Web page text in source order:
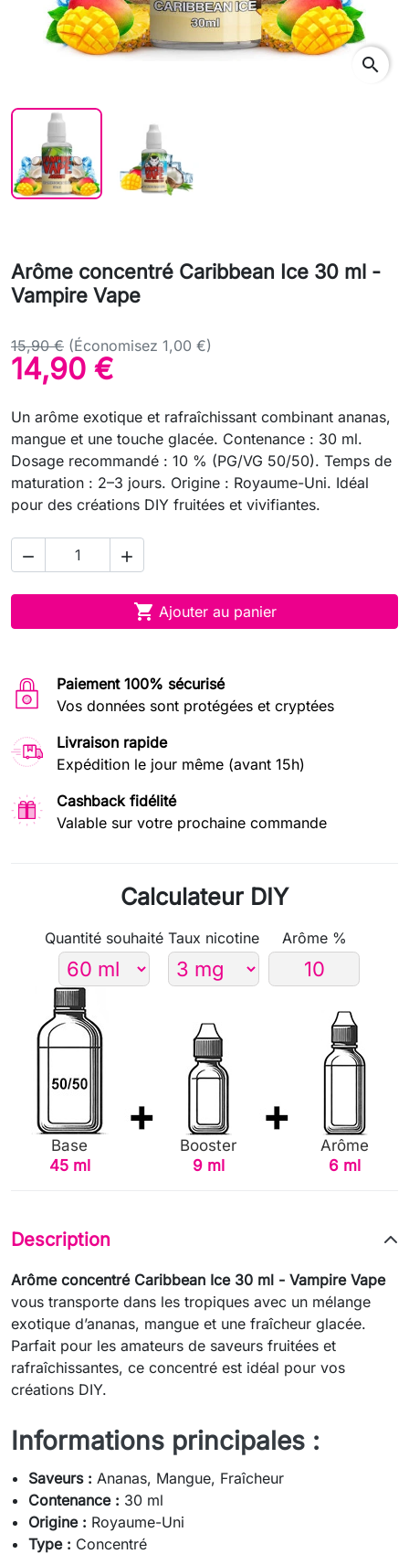
search
Arôme concentré Caribbean Ice 30 ml -
Vampire Vape
15,90 € (Économisez 1,00 €)
14,90 €
Un arôme exotique et rafraîchissant combinant ananas,
mangue et une touche glacée. Contenance : 30 ml.
Dosage recommandé : 10 % (PG/VG 50/50). Temps de
maturation : 2–3 jours. Origine : Royaume-Uni. Idéal
pour des créations DIY fruitées et vivifiantes.
 
 Ajouter au panier
Paiement 100% sécurisé
Vos données sont protégées et cryptées
Livraison rapide
Expédition le jour même (avant 15h)
Cashback fidélité
Valable sur votre prochaine commande
Calculateur DIY
Quantité souhaité Taux nicotine Arôme %
Base
45 ml
Booster
9 ml
Arôme
6 ml
Description
Arôme concentré Caribbean Ice 30 ml - Vampire Vape
vous transporte dans les tropiques avec un mélange
exotique d’ananas, mangue et une fraîcheur glacée.
Parfait pour les amateurs de saveurs fruitées et
rafraîchissantes, ce concentré est idéal pour vos
créations DIY.
Informations principales :
Saveurs : Ananas, Mangue, Fraîcheur
Contenance : 30 ml
Origine : Royaume-Uni
Type : Concentré